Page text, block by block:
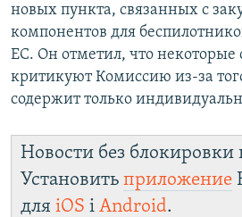
новых пункта, связанных с
компонентов для
ЕС. Он отметил, что
критикуют Комиссию из-за
содержит только
Новости без блокировки
Установить приложение
для iOS і Android.